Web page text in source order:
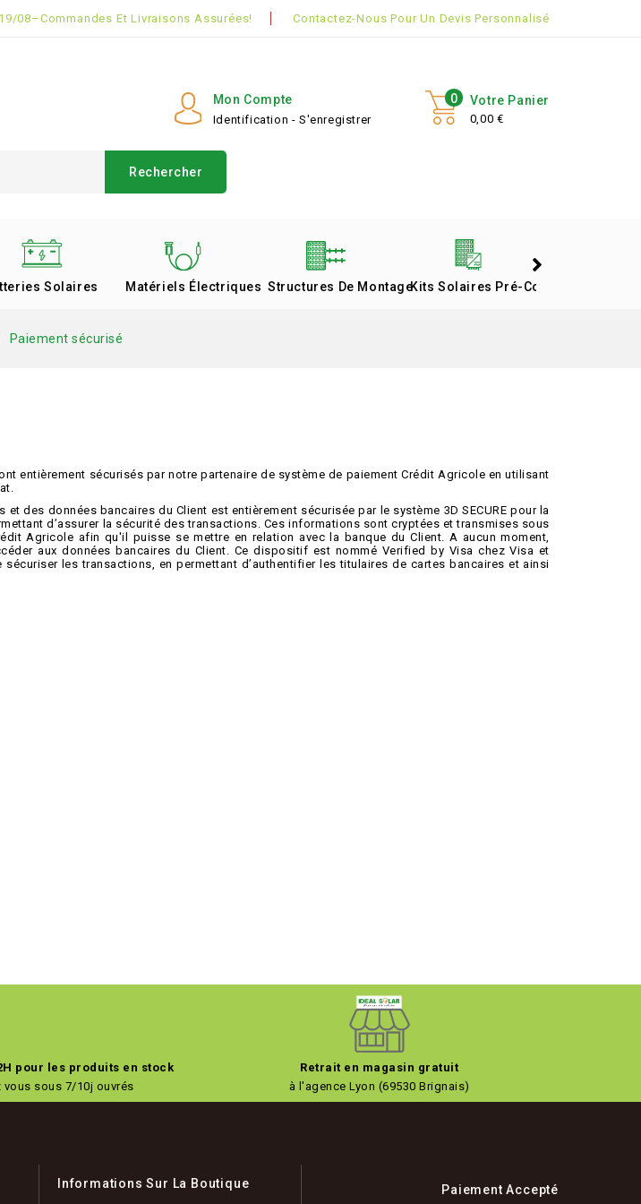
08–Commandes Et Livraisons Assurées! Contactez-Nous Pour Un Devis Personnalisé
Votre Panier
0,00 €
0
Mon Compte
Identification - S'enregistrer
Rechercher
Solaires Matériels Électriques Structures De MontageKits Solaires Pré-Configurés
Paiement sécurisé
entièrement sécurisés par notre partenaire de système de paiement Crédit Agricole en utilisant
des données bancaires du Client est entièrement sécurisée par le système 3D SECURE pour la
d’assurer la sécurité des transactions. Ces informations sont cryptées et transmises sous
Agricole afin qu'il puisse se mettre en relation avec la banque du Client. A aucun moment,
aux données bancaires du Client. Ce dispositif est nommé Verified by Visa chez Visa et
les transactions, en permettant d’authentifier les titulaires de cartes bancaires et ainsi
pour les produits en stock
vous sous 7/10j ouvrés
Retrait en magasin gratuit
à l'agence Lyon (69530 Brignais)
Informations Sur La Boutique Paiement Accepté